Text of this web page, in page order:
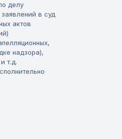
делу
в суд
актов
надзора),
т.д.